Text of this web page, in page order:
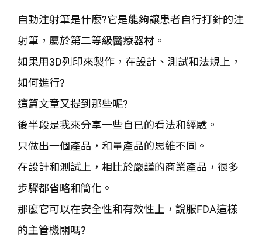
自動注射筆是什麼?它是能夠讓患者自行打針的注
射筆，屬於第二等級醫療器材。
如果用3D列印來製作，在設計、測試和法規上，
如何進行?
這篇文章又提到那些呢?
後半段是我來分享一些自已的看法和經驗。
只做出一個產品，和量產品的思維不同。
在設計和測試上，相比於嚴謹的商業產品，很多
步驟都省略和簡化。
那麼它可以在安全性和有效性上，說服FDA這樣
的主管機關嗎?